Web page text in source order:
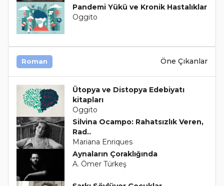
Pandemi Yükü ve Kronik Hastalıklar
Oggito
Roman Öne Çıkanlar
Ütopya ve Distopya Edebiyatı
kitapları
Oggito
Silvina Ocampo: Rahatsızlık Veren,
Rad..
Mariana Enriques
Aynaların Çoraklığında
A. Ömer Türkeş